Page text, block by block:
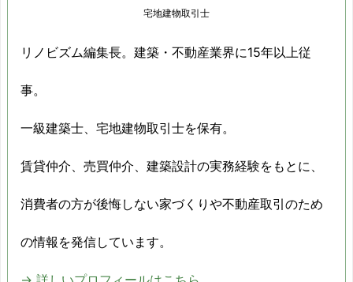
2015/01 -17.5%
2015/03 -0.4%
2015/04 -14.8%
2015/05 -19.9%
2015/06
宅地建物取引士
リノビズム編集長。建築・不動産業界に15年以上従
事。
一級建築士、宅地建物取引士を保有。
賃貸仲介、売買仲介、建築設計の実務経験をもとに、
消費者の方が後悔しない家づくりや不動産取引のため
の情報を発信しています。